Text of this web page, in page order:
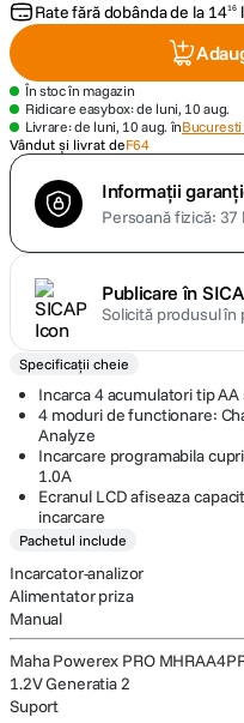
dji mic mini
10 . dji osmo pocket 4
Rate fără dobânda de la 1416
În stoc în magazin
Ridicare easybox: de luni, 10 aug.
Livrare: de luni, 10 aug. înBucuresti
Vândut și livrat deF64
Informații
Persoană fizică: 37
Publicare în
Solicită produsul în
Specificații cheie
Incarca 4 acumulatori tip
4 moduri de functionare:
Analyze
Incarcare programabila
1.0A
Ecranul LCD afiseaza
incarcare
Pachetul include
Incarcator-analizor
Alimentator priza
Manual
Maha Powerex PRO
1.2V Generatia 2
Suport